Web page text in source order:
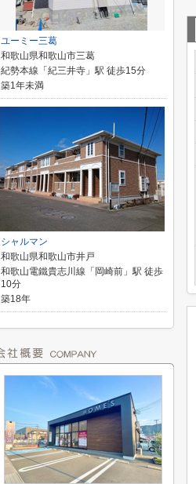
ユーミー三葛
和歌山県和歌山市三葛
紀勢本線「紀三井寺」駅 徒歩15分
築1年未満
シャルマン
和歌山県和歌山市井戸
和歌山電鐵貴志川線「岡崎前」駅 徒歩
10分
築18年